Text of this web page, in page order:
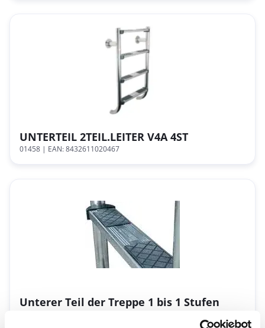
UNTERTEIL 2TEIL.LEITER V4A 4ST
01458 | EAN: 8432611020467
Unterer Teil der Treppe 1 bis 1 Stufen